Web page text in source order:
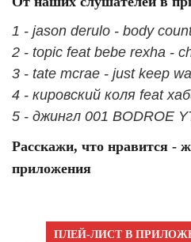
1 - jason derulo - body
2 - topic feat bebe rexha -
3 - tate mcrae - just keep
4 - кировский коля feat
5 - джингл 001 BODROE
Расскажи, что нравится -
приложения
ПЛЕЙ-ЛИСТ В